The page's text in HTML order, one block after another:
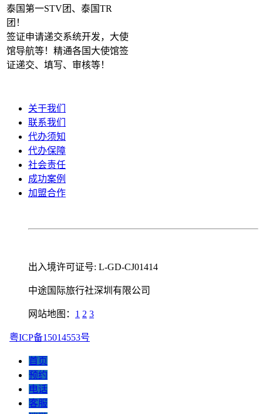
泰国第一STV团、泰国TR
团！
签证申请递交系统开发，大使
馆导航等！精通各国大使馆签
证递交、填写、审核等！
关于我们
联系我们
代办须知
代办保障
社会责任
成功案例
加盟合作
出入境许可证号: L-GD-CJ01414
中途国际旅行社深圳有限公司
网站地图： 1 2 3
粤ICP备15014553号
首页
预约
电话
客服